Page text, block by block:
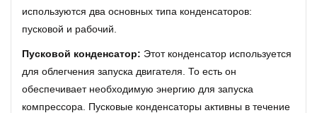
используются два основных типа конденсаторов:
пусковой и рабочий.
Пусковой конденсатор: Этот конденсатор используется
для облегчения запуска двигателя. То есть он
обеспечивает необходимую энергию для запуска
компрессора. Пусковые конденсаторы активны в течение